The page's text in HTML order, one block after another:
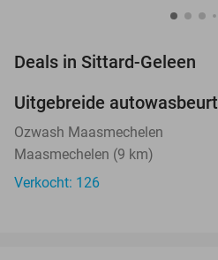
Deals in Sittard-Geleen
NEW
TODAY
Uitgebreide autowasbeurt
Ozwash Maasmechelen
Maasmechelen (9 km)
Verkocht: 126